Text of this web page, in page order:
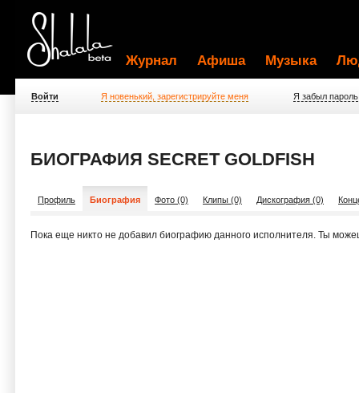
Журнал Афиша Музыка
Войти Я новенький, зарегистрируйте меня Я забыл пароль
БИОГРАФИЯ SECRET GOLDFISH
Профиль Биография Фото (0) Клипы (0) Дискография (0)
Пока еще никто не добавил биографию данного исполнителя. Ты